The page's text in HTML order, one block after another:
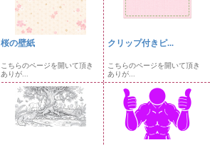
桜の壁紙
こちらのページを開いて頂き
ありが...
クリップ付きピ...
こちらのページを開いて頂き
ありが...